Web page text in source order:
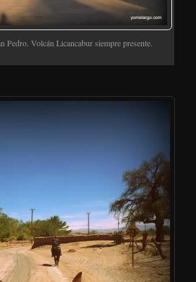
Pedro. Volcán Licancabur siempre presente.